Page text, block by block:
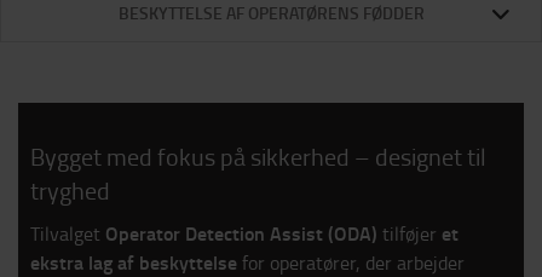
BESKYTTELSE AF OPERATØRENS FØDDER
Bygget med fokus på sikkerhed – designet til
tryghed
Tilvalget Operator Detection Assist (ODA) tilføjer et
ekstra lag af beskyttelsefor operatører, der arbejder